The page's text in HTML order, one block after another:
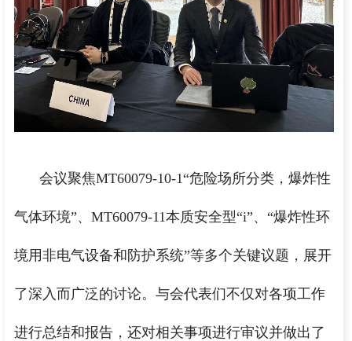
会议聚焦MT60079-10-1“危险场所分类，爆炸性
气体环境”、MT60079-11本质安全型“i”、“爆炸性环
境用非电气设备和防护系统”等多个关键议题，展开
了深入而广泛的讨论。与会代表们不仅对各项工作
进行总结和报告，还对相关事项进行审议并做出了